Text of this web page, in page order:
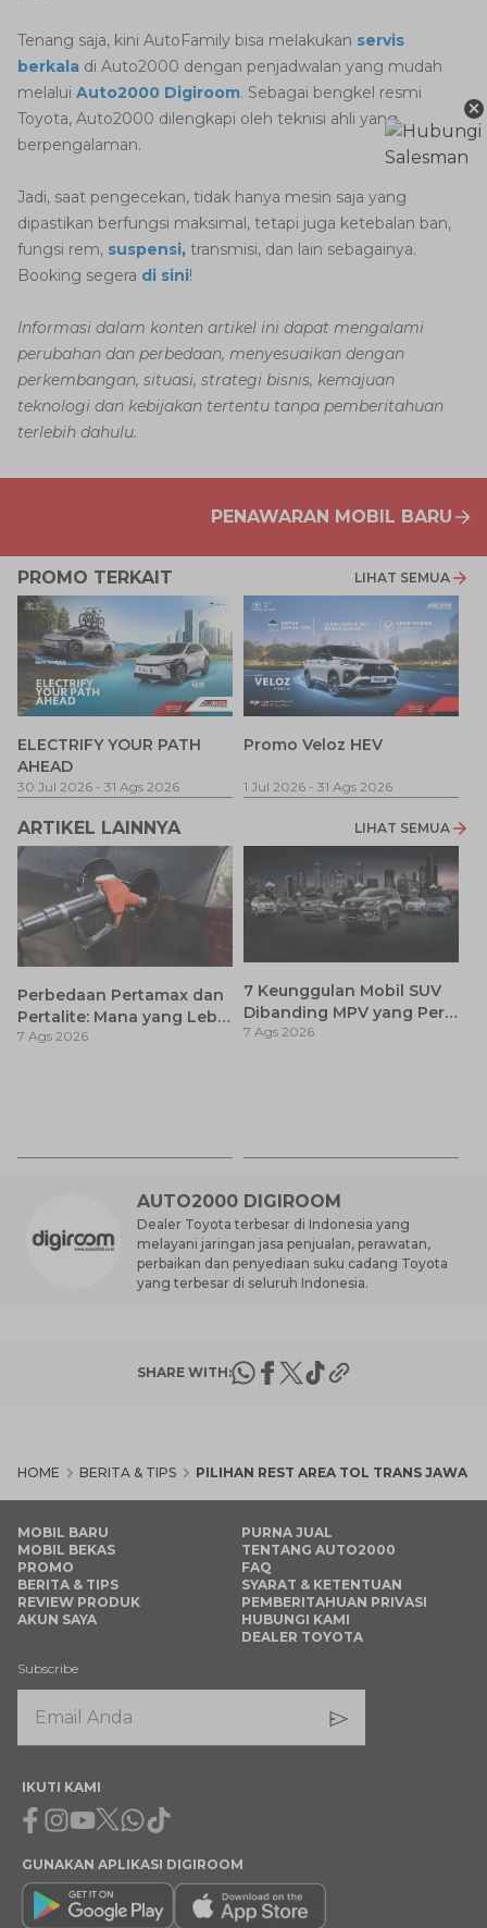
Tenang saja, kini AutoFamily bisa melakukan servis
berkala di Auto2000 dengan penjadwalan yang mudah
melalui Auto2000 Digiroom. Sebagai bengkel resmi
Toyota, Auto2000 dilengkapi oleh teknisi ahli yang
berpengalaman.
Jadi, saat pengecekan, tidak hanya mesin saja yang
dipastikan berfungsi maksimal, tetapi juga ketebalan ban,
fungsi rem, suspensi, transmisi, dan lain sebagainya.
Booking segera di sini!
Informasi dalam konten artikel ini dapat mengalami
perubahan dan perbedaan, menyesuaikan dengan
perkembangan, situasi, strategi bisnis, kemajuan
teknologi dan kebijakan tertentu tanpa pemberitahuan
terlebih dahulu.
PENAWARAN MOBIL BARU
PROMO TERKAIT LIHAT SEMUA
ELECTRIFY YOUR PATH
AHEAD
30 Jul 2026 - 31 Ags 2026
Promo Veloz HEV
1 Jul 2026 - 31 Ags 2026
ARTIKEL LAINNYA LIHAT SEMUA
Perbedaan Pertamax dan
Pertalite: Mana yang Lebih
Baik untuk Mobil Toyota
7 Ags 2026
7 Keunggulan Mobil SUV
Dibanding MPV yang Perlu
Anda Ketahui
7 Ags 2026
AUTO2000 DIGIROOM
Dealer Toyota terbesar di Indonesia yang
melayani jaringan jasa penjualan, perawatan,
perbaikan dan penyediaan suku cadang Toyota
yang terbesar di seluruh Indonesia.
SHARE WITH:
HOME BERITA & TIPS PILIHAN REST AREA TOL TRANS JAWA
×
MOBIL BARU
MOBIL BEKAS
PROMO
BERITA & TIPS
REVIEW PRODUK
AKUN SAYA
PURNA JUAL
TENTANG AUTO2000
FAQ
SYARAT & KETENTUAN
PEMBERITAHUAN PRIVASI
HUBUNGI KAMI
DEALER TOYOTA
Subscribe
IKUTI KAMI
Facebook
Instagram
Youtube
X Whatsapp
Tiktok
GUNAKAN APLIKASI DIGIROOM